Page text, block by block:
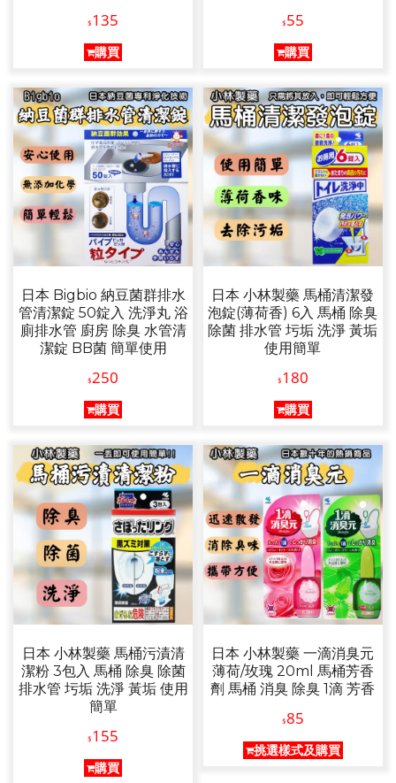
$135
購買
$55
購買
日本 Bigbio 納豆菌群排水
管清潔錠 50錠入 洗淨丸 浴
廁排水管 廚房 除臭 水管清
潔錠 BB菌 簡單使用
$250
購買
日本 小林製藥 馬桶清潔發
泡錠(薄荷香) 6入 馬桶 除臭
除菌 排水管 圬垢 洗淨 黃垢
使用簡單
$180
購買
日本 小林製藥 馬桶污漬清
潔粉 3包入 馬桶 除臭 除菌
排水管 圬垢 洗淨 黃垢 使用
簡單
$155
購買
日本 小林製藥 一滴消臭元
薄荷/玫瑰 20ml 馬桶芳香
劑 馬桶 消臭 除臭 1滴 芳香
$85
挑選樣式及購買